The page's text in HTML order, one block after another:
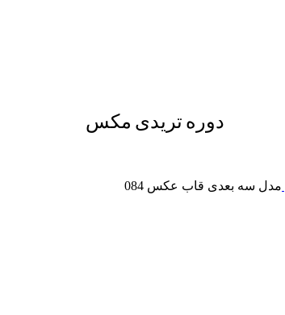
دوره تریدی مکس
مدل سه بعدی قاب عکس 084